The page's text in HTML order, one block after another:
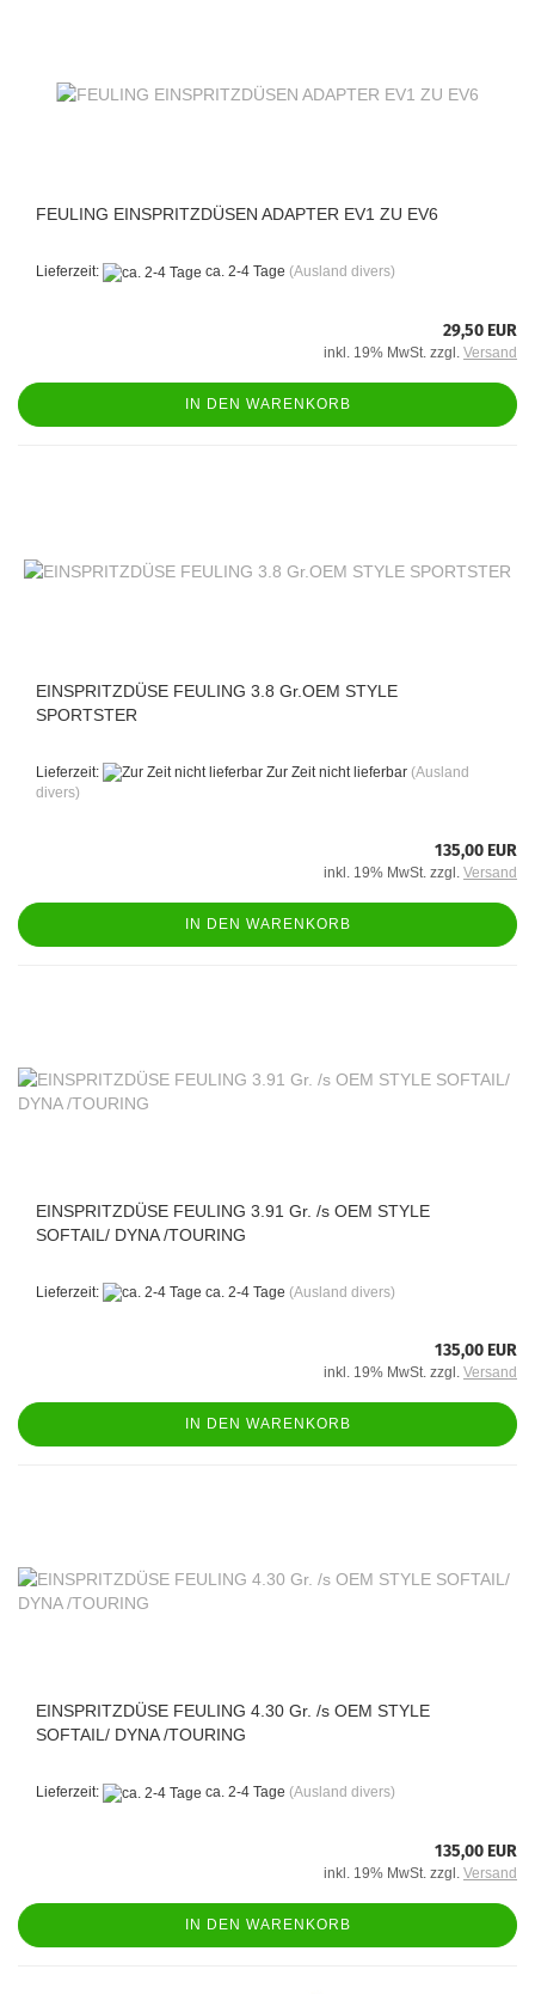
FEULING EINSPRITZDÜSEN ADAPTER EV1 ZU EV6
Lieferzeit: ca. 2-4 Tage (Ausland divers)
29,50 EUR
inkl. 19% MwSt. zzgl. Versand
IN DEN WARENKORB
EINSPRITZDÜSE FEULING 3.8 Gr.OEM STYLE
SPORTSTER
Lieferzeit: Zur Zeit nicht lieferbar (Ausland
divers)
135,00 EUR
inkl. 19% MwSt. zzgl. Versand
IN DEN WARENKORB
EINSPRITZDÜSE FEULING 3.91 Gr. /s OEM STYLE
SOFTAIL/ DYNA /TOURING
Lieferzeit: ca. 2-4 Tage (Ausland divers)
135,00 EUR
inkl. 19% MwSt. zzgl. Versand
IN DEN WARENKORB
EINSPRITZDÜSE FEULING 4.30 Gr. /s OEM STYLE
SOFTAIL/ DYNA /TOURING
Lieferzeit: ca. 2-4 Tage (Ausland divers)
135,00 EUR
inkl. 19% MwSt. zzgl. Versand
IN DEN WARENKORB